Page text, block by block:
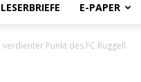
LESERBRIEFE E-PAPER
Punkt des FC Ruggell